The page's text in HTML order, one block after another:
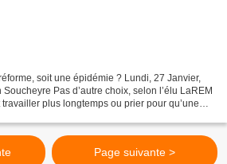
soit une épidémie ? Lundi, 27 Janvier,
Pas d’autre choix, selon l’élu LaREM
plus longtemps ou prier pour qu’une
Page suivante >